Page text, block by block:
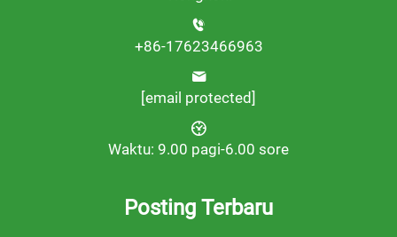
+86-17623466963
[email protected]
Waktu: 9.00 pagi-6.00 sore
Posting Terbaru